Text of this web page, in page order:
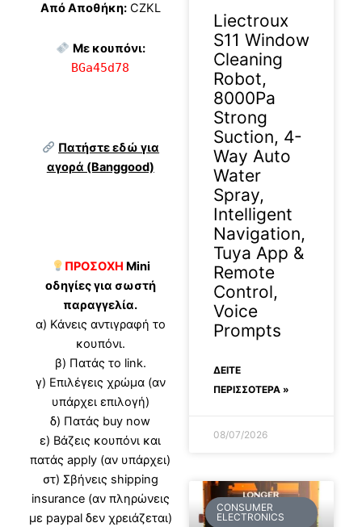
Από Αποθήκη:CZKL
Με κουπόνι:
BGa45d78
Πατήστε εδώ για
αγορά (Banggood)
ΠΡΟΣΟΧΗ Mini
οδηγίες για σωστή
παραγγελία.
α) Κάνεις αντιγραφή το
κουπόνι.
β) Πατάς το link.
γ) Επιλέγεις χρώμα (αν
υπάρχει επιλογή)
δ) Πατάς buy now
ε) Βάζεις κουπόνι και
πατάς apply (αν υπάρχει)
στ) Σβήνεις shipping
insurance (αν πληρώνεις
με paypal δεν χρειάζεται)
Liectroux
S11 Window
Cleaning
Robot,
8000Pa
Strong
Suction, 4-
Way Auto
Water
Spray,
Intelligent
Navigation,
Tuya App &
Remote
Control,
Voice
Prompts
ΔΕΊΤΕ
ΠΕΡΙΣΣΟΤΕΡΑ »
08/07/2026
CONSUMER
ELECTRONICS